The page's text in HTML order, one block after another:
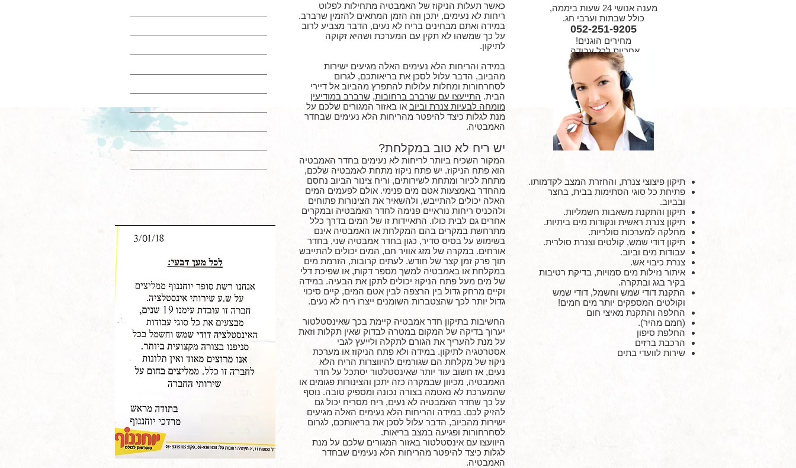
כאשר תעלות הניקוז של האמבטיה מתחילות לפלוט
ריחות לא נעימים, יתכן וזה הזמן המתאים להזמין שרברב.
במידה ואתם מבחינים בריח לא נעים, הדבר מצביע לרוב
על כך שמשהו לא תקין עם המערכת ושהיא זקוקה
לתיקון.
במידה והריחות הלא נעימים האלה מגיעים ישירות
מהביוב, הדבר עלול לסכן את בריאותכם, לגרום
לסחרחורות ומחלות עלולות להתפרץ מהביוב אל דיירי
הבית. התייעצו עם שרברב ברחובות, שרברב במודיעין
מומחה לבעיות צנרת וביוב או באזור המגורים שלכם על
מנת לגלות כיצד להיפטר מהריחות הלא נעימים שבחדר
האמבטיה.
יש ריח לא טוב במקלחת?
המקור השכיח ביותר לריחות לא נעימים בחדר האמבטיה
הוא פתח הניקוז. יש פתח ניקוז מתחת לאמבטיה שלכם,
מתחת לכיור ומתחת לשירותים, וריח צינור הביוב נחסם
מהחדר באמצעות אטם מים פנימי. אולם לפעמים המים
האלה יכולים להתייבש, ולהשאיר את הצינורות פתוחים
ולהכניס ריחות נוראיים פנימה לחדר האמבטיה ובמקרים
אחרים גם לבית כולו. התאיידות זו של המים בדרך כלל
מתרחשת במקרים בהם המקלחת או האמבטיה אינם
בשימוש על בסיס סדיר, כגון בחדר אמבטיה שני, בחדר
אורחים. במקרה של מזג אוויר חם, המים יכולים להתייבש
תוך פרק זמן קצר של חודש. לעתים קרובות, הזרמת מים
במקלחת או באמבטיה למשך מספר דקות, או שפיכת דלי
של מים מעל פתח הניקוז יכולים לתקן את הבעיה. במידה
וקיים מרחק גדול בין הרצפה לבין אטם המים, קיים סיכוי
גדול יותר לכך שהצטברות השומנים ייצרו ריח לא נעים.
החשיבות בתיקון חדר אמבטיה קיימת בכך שאינסטלטור
יערוך בדיקה של המקום במטרה לבדוק שאין תקלות וזאת
על מנת להעריך את הגורם לתקלה ולייעץ לגבי
אסטרטגיה לתיקון. במידה ולא פתח הניקוז או מערכת
ניקוז של מקלחת הם שגורמים להיווצרות הריח הלא
נעים, אז חשוב עוד יותר שאינסטלטור יסתכל על חדר
האמבטיה, מכיוון שבמקרה כזה יתכן והצינורות פגומים או
שהמערכת לא נאטמה בצורה נכונה ומספיק טובה. נוסף
על כך שחדר האמבטיה לא נעים, ריח מסריח יכול גם
להזיק לכם. במידה והריחות הלא נעימים האלה מגיעים
ישירות מהביוב, הדבר עלול לסכן את בריאותכם, לגרום
לסחרחורות ופגיעה במצב בריאות.
היוועצו עם אינסטלטור באזור המגורים שלכם על מנת
לגלות כיצד להיפטר מהריחות הלא נעימים שבחדר
האמבטיה.
מענה אנושי 24 שעות ביממה,
כולל שבתות וערבי חג.
052-251-9205
מחירים הוגנים!
אחריות לכל עבודה.
תיקון פיצוצי צנרת, והחזרת המצב לקדמותו.
פתיחת כל סוגי הסתימות בבית, בחצר
ובביוב.
תיקון והתקנת משאבות חשמליות.
תיקון צנרת ראשית ונקודות מים ביתיות.
מחלקה למערכות סולריות.
תיקון דודי שמש, קולטים וצנרת סולרית.
עבודות מים וביוב.
צנרת כיבוי אש.
איתור נזילות מים סמויות, בדיקת רטיבות
בקיר בגג ובתקרה.
התקנת דודי שמש וחשמל, דודי שמש
וקולטים המספקים יותר מים חמים!
החלפה והתקנת מאיצי חום
(חמם מהיר).
החלפת סיפון
הרכבת ברזים
שירות לוועדי בתים
אינסטלטור בגדרה